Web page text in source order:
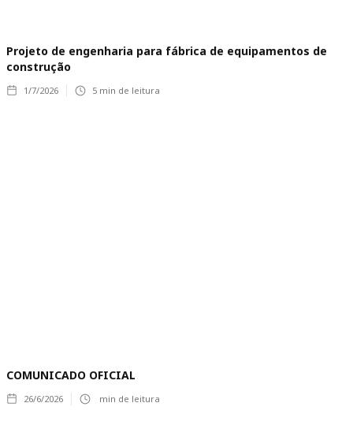
Projeto de engenharia para fábrica de equipamentos de
construção
1/7/2026 5 min de leitura
COMUNICADO OFICIAL
26/6/2026 min de leitura